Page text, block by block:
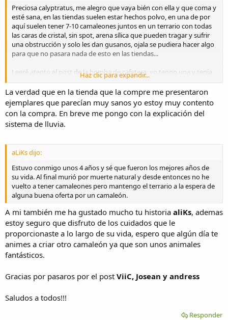
Preciosa calyptratus, me alegro que vaya bién con ella y que coma y
esté sana, en las tiendas suelen estar hechos polvo, en una de por
aquí suelen tener 7-10 camaleones juntos en un terrario con todas
las caras de cristal, sin spot, arena sílica que pueden tragar y sufrir
una obstrucción y solo les dan gusanos, ojala se pudiera hacer algo
para que no pasara nada de esto en las tiendas...
Leeré atento el post de la bomba de cafetera, yo tengo una y tenía
Haz clic para expandir...
La verdad que en la tienda que la compre me presentaron
ejemplares que parecían muy sanos yo estoy muy contento
con la compra. En breve me pongo con la explicación del
sistema de lluvia.
aLiKs dijo:
Estuvo conmigo unos 4 años y sé que fueron los mejores años de
su vida. Al final murió por muerte natural y desde entonces no he
vuelto a tener camaleones pero mantengo el terrario a la espera de
alguna buena oferta por un camaleón.
A mi también me ha gustado mucho tu historia aliKs, ademas
estoy seguro que disfruto de los cuidados que le
proporcionaste a lo largo de su vida, espero que algún día te
animes a criar otro camaleón ya que son unos animales
fantásticos.
Gracias por pasaros por el post ViiC, Josean y andress
Saludos a todos!!!
Responder